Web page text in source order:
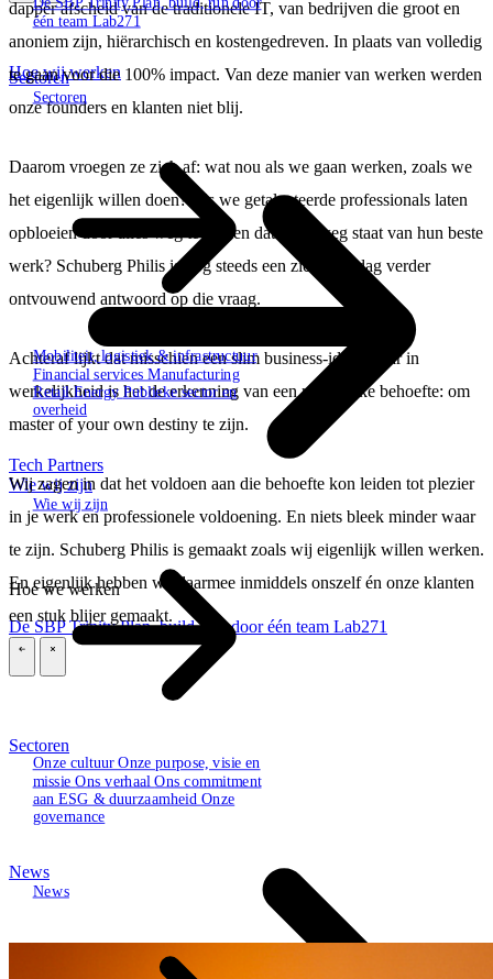
één team Lab271
Sectoren
Sectoren
Mobiliteit, logistiek & infrastructuur
Financial servicesManufacturing
RetailEnergy Publieke sector en
overheid
Tech Partners
Wie wij zijn
Wie wij zijn
Onze cultuurOnze purpose, visie en
missieOns verhaalOns commitment
aan ESG & duurzaamheid Onze
governance
News
News
Hoe wij werken
Hoe we werken
De SBP TrinityPlan, build, run door één team Lab271
Sectoren
dapper afscheid van de traditionele IT, van bedrijven die groot en
anoniem zijn, hiërarchisch en kostengedreven. In plaats van volledig
te gaan voor die 100% impact. Van deze manier van werken werden
onze founders en klanten niet blij.
Daarom vroegen ze zich af: wat nou als we gaan werken, zoals we
het eigenlijk willen doen? Als we getalenteerde professionals laten
opbloeien door alles weg te nemen dat in de weg staat van hun beste
werk? Schuberg Philis is nog steeds een zich elke dag verder
ontvouwend antwoord op die vraag.
Achteraf lijkt dat misschien een slim business-idee. Maar in
werkelijkheid is het de erkenning van een menselijke behoefte: om
master of your own destiny te zijn.
Wij zagen in dat het voldoen aan die behoefte kon leiden tot plezier
in je werk en professionele voldoening. En niets bleek minder waar
te zijn. Schuberg Philis is gemaakt zoals wij eigenlijk willen werken.
En eigenlijk hebben we daarmee inmiddels onszelf én onze klanten
een stuk blijer gemaakt.